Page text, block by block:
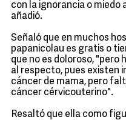
con la ignorancia o miedo
añadió.
Señaló que en muchos
papanicolau es gratis o
que no es doloroso,
al respecto, pues existen
cáncer de mama, pero
cáncer cérvicouterino".
Resaltó que ella como